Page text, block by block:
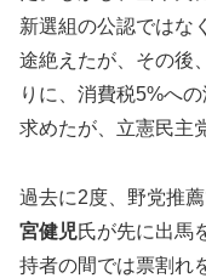
新選組の公認ではな
途絶えたが、その後
りに、消費税5%へ
求めたが、立憲民主
過去に2度、野党推
宮健児氏が先に出馬
持者の間では票割れ